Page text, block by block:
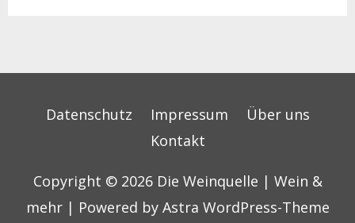
Datenschutz Impressum
Über uns
Kontakt
Copyright © 2026 Die Weinquelle | Wein &
mehr| Powered by Astra WordPress-Theme